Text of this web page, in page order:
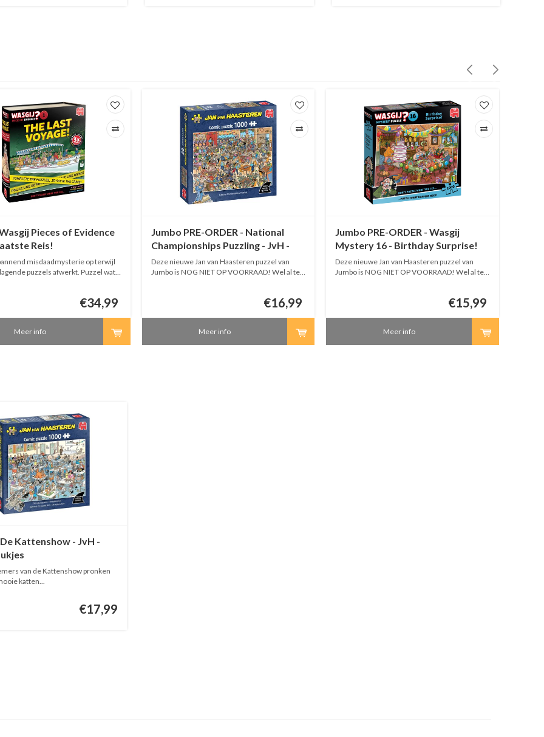
Pieces of Evidence
Reis!
misdaadmysterie op terwijl
puzzels afwerkt. Puzzel wat
volgens de bekende Wasgij Original,
€34,99
Meer info
Jumbo PRE-ORDER - National
Championships Puzzling - JvH -
1000 stukjes
Deze nieuwe Jan van Haasteren puzzel van
Jumbo is NOG NIET OP VOORRAAD! Wel al te
€16,99
Meer info
Jumbo PRE-ORDER - Wasgij
Mystery 16 - Birthday Surprise!
-1000 stukjes
Deze nieuwe Jan van Haasteren puzzel van
Jumbo is NOG NIET OP VOORRAAD! Wel al te
€15,99
Meer info
Kattenshow - JvH -
van de Kattenshow pronken
katten...
€17,99